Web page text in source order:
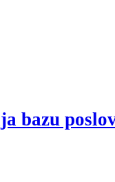
bazu